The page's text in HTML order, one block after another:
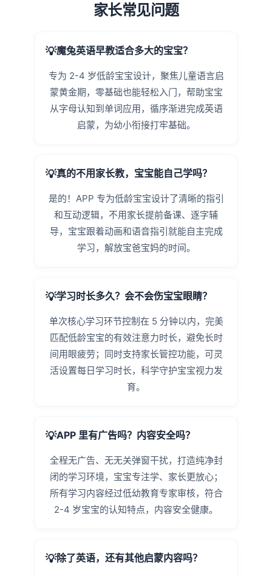
家长常见问题
魔兔英语早教适合多大的宝宝？
专为 2-4 岁低龄宝宝设计，聚焦儿童语言启
蒙黄金期，零基础也能轻松入门，帮助宝宝
从字母认知到单词应用，循序渐进完成英语
启蒙，为幼小衔接打牢基础。
真的不用家长教，宝宝能自己学吗？
是的！APP 专为低龄宝宝设计了清晰的指引
和互动逻辑，不用家长提前备课、逐字辅
导，宝宝跟着动画和语音指引就能自主完成
学习，解放宝爸宝妈的时间。
学习时长多久？会不会伤宝宝眼睛？
单次核心学习环节控制在 5 分钟以内，完美
匹配低龄宝宝的有效注意力时长，避免长时
间用眼疲劳；同时支持家长管控功能，可灵
活设置每日学习时长，科学守护宝宝视力发
育。
APP 里有广告吗？内容安全吗？
全程无广告、无无关弹窗干扰，打造纯净封
闭的学习环境，宝宝专注学、家长更放心；
所有学习内容经过低幼教育专家审核，符合
2-4 岁宝宝的认知特点，内容安全健康。
除了英语，还有其他启蒙内容吗？